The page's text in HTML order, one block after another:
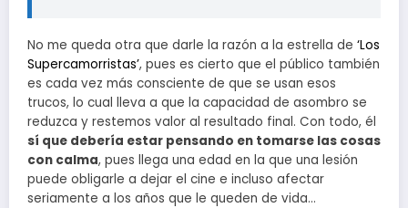
No me queda otra que darle la razón a la estrella de ‘Los
Supercamorristas’, pues es cierto que el público también
es cada vez más consciente de que se usan esos
trucos, lo cual lleva a que la capacidad de asombro se
reduzca y restemos valor al resultado final. Con todo, él
sí que debería estar pensando en tomarse las cosas
con calma, pues llega una edad en la que una lesión
puede obligarle a dejar el cine e incluso afectar
seriamente a los años que le queden de vida…